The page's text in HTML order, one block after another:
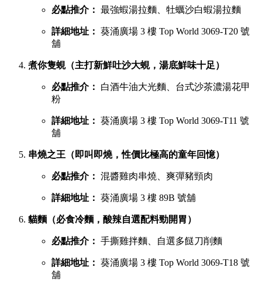
必點推介： 最強蝦湯拉麵、牡蠣沙白蝦湯拉麵
詳細地址： 葵涌廣場 3 樓 Top World 3069-T20 號
舖
煮你隻蜆（主打新鮮吐沙大蜆，湯底鮮味十足）
必點推介：
白酒牛油大光麵、台式沙茶濃湯花甲
粉
詳細地址： 葵涌廣場 3 樓 Top World 3069-T11 號
舖
串燒之王（即叫即燒，性價比極高的童年回憶）
必點推介： 混醬雞肉串燒、爽彈豬頸肉
詳細地址： 葵涌廣場 3 樓 89B 號舖
貓麵（必食冷麵，酸辣自選配料勁開胃）
必點推介： 手撕雞拌麵、自選多餸刀削麵
詳細地址： 葵涌廣場 3 樓 Top World 3069-T18 號
舖